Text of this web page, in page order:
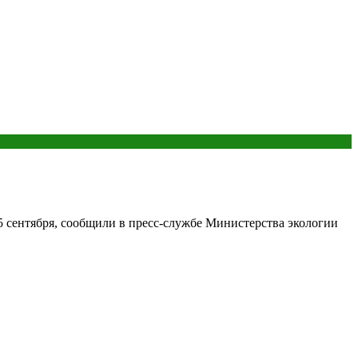
сообщили в пресс-службе Министерства экологии